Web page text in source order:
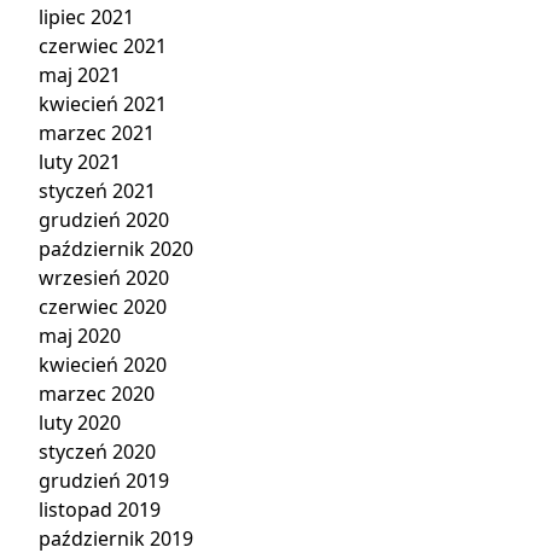
lipiec 2021
czerwiec 2021
maj 2021
kwiecień 2021
marzec 2021
luty 2021
styczeń 2021
grudzień 2020
październik 2020
wrzesień 2020
czerwiec 2020
maj 2020
kwiecień 2020
marzec 2020
luty 2020
styczeń 2020
grudzień 2019
listopad 2019
październik 2019